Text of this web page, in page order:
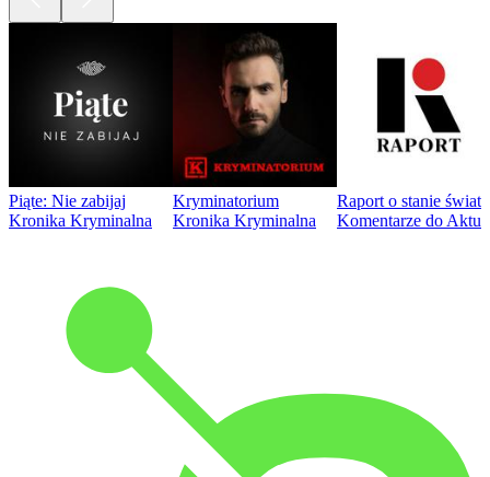
Piąte: Nie zabijaj
Kronika Kryminalna
Kryminatorium
Kronika Kryminalna
Raport o stanie
Komentarze do